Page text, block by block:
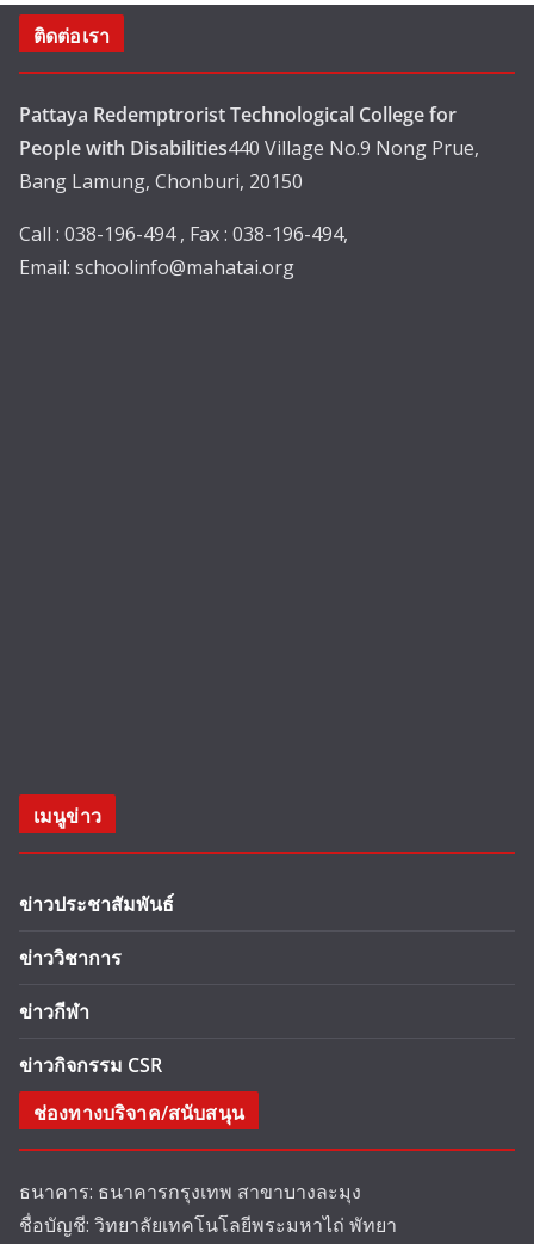
ติดต่อเรา
Pattaya Redemptrorist Technological College for
People with Disabilities440 Village No.9 Nong Prue,
Bang Lamung, Chonburi, 20150
Call : 038-196-494 , Fax : 038-196-494,
Email: schoolinfo@mahatai.org
เมนูข่าว
ข่าวประชาสัมพันธ์
ข่าววิชาการ
ข่าวกีฬา
ข่าวกิจกรรม CSR
ช่องทางบริจาค/สนับสนุน
ธนาคาร: ธนาคารกรุงเทพ สาขาบางละมุง
ชื่อบัญชี: วิทยาลัยเทคโนโลยีพระมหาไถ่ พัทยา